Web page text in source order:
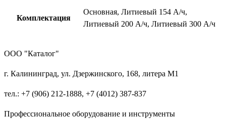
Комплектация
Основная, Литиевый 154 А/ч,
Литиевый 200 А/ч, Литиевый 300 А/ч
ООО "Каталог"
г. Калининград, ул. Дзержинского, 168, литера М1
тел.: +7 (906) 212-1888, +7 (4012) 387-837
Профессиональное оборудование и инструменты